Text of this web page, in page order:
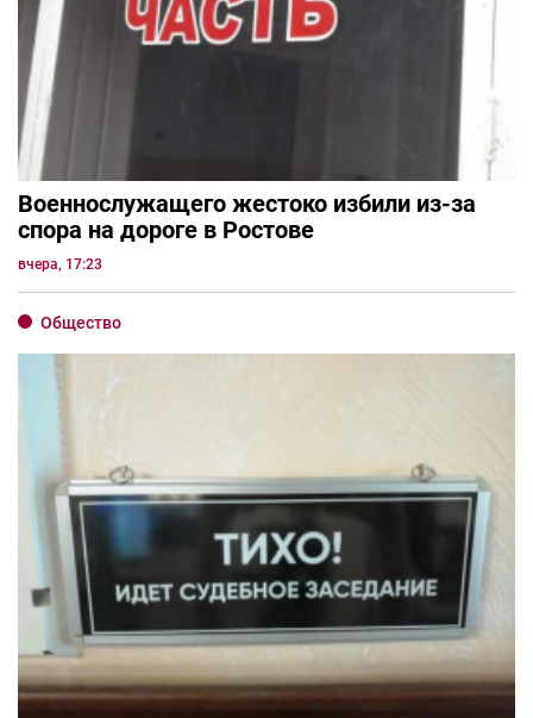
Военнослужащего жестоко избили из-за
спора на дороге в Ростове
вчера, 17:23
Общество